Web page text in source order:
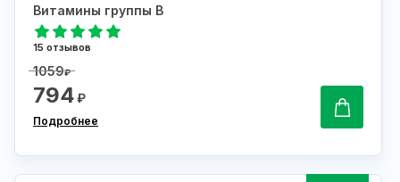
Витамины группы В
15 отзывов
1059₽
794₽
Подробнее